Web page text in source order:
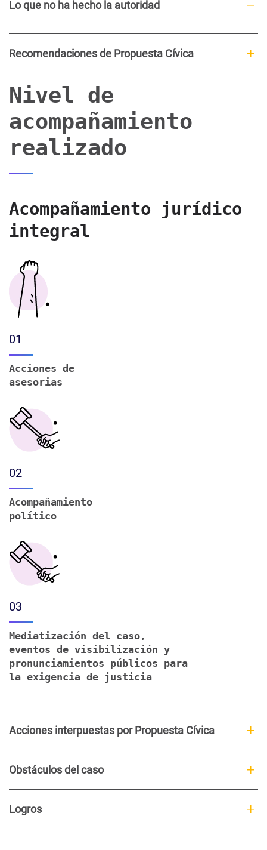
Lo que no ha hecho la autoridad
Recomendaciones de Propuesta Cívica
Nivel de
acompañamiento
realizado
Acompañamiento jurídico
integral
01
Acciones de
asesorias
02
Acompañamiento
político
03
Mediatización del caso,
eventos de visibilización y
pronunciamientos públicos para
la exigencia de justicia
Acciones interpuestas por Propuesta Cívica
Obstáculos del caso
Logros